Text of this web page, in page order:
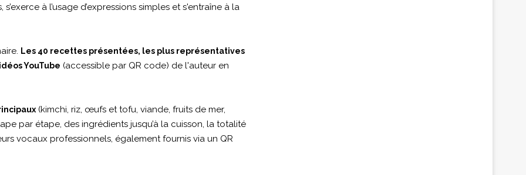
à l’usage d’expressions simples et s'entraîne à la
Les 40 recettes présentées, les plus représentatives
YouTube (accessible par QR code) de l'auteur en
(kimchi, riz, œufs et tofu, viande, fruits de mer,
par étape, des ingrédients jusqu’à la cuisson, la totalité
vocaux professionnels, également fournis via un QR